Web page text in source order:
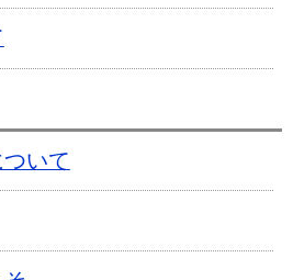
いて